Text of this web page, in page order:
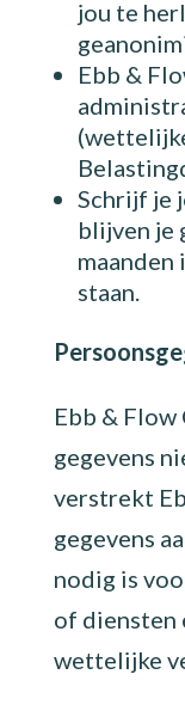
jou te
Ebb &
Schrijf je
blijven je
maanden
staan.
Ebb &
gegevens
verstrekt
gegevens
nodig is
of diensten
wettelijke